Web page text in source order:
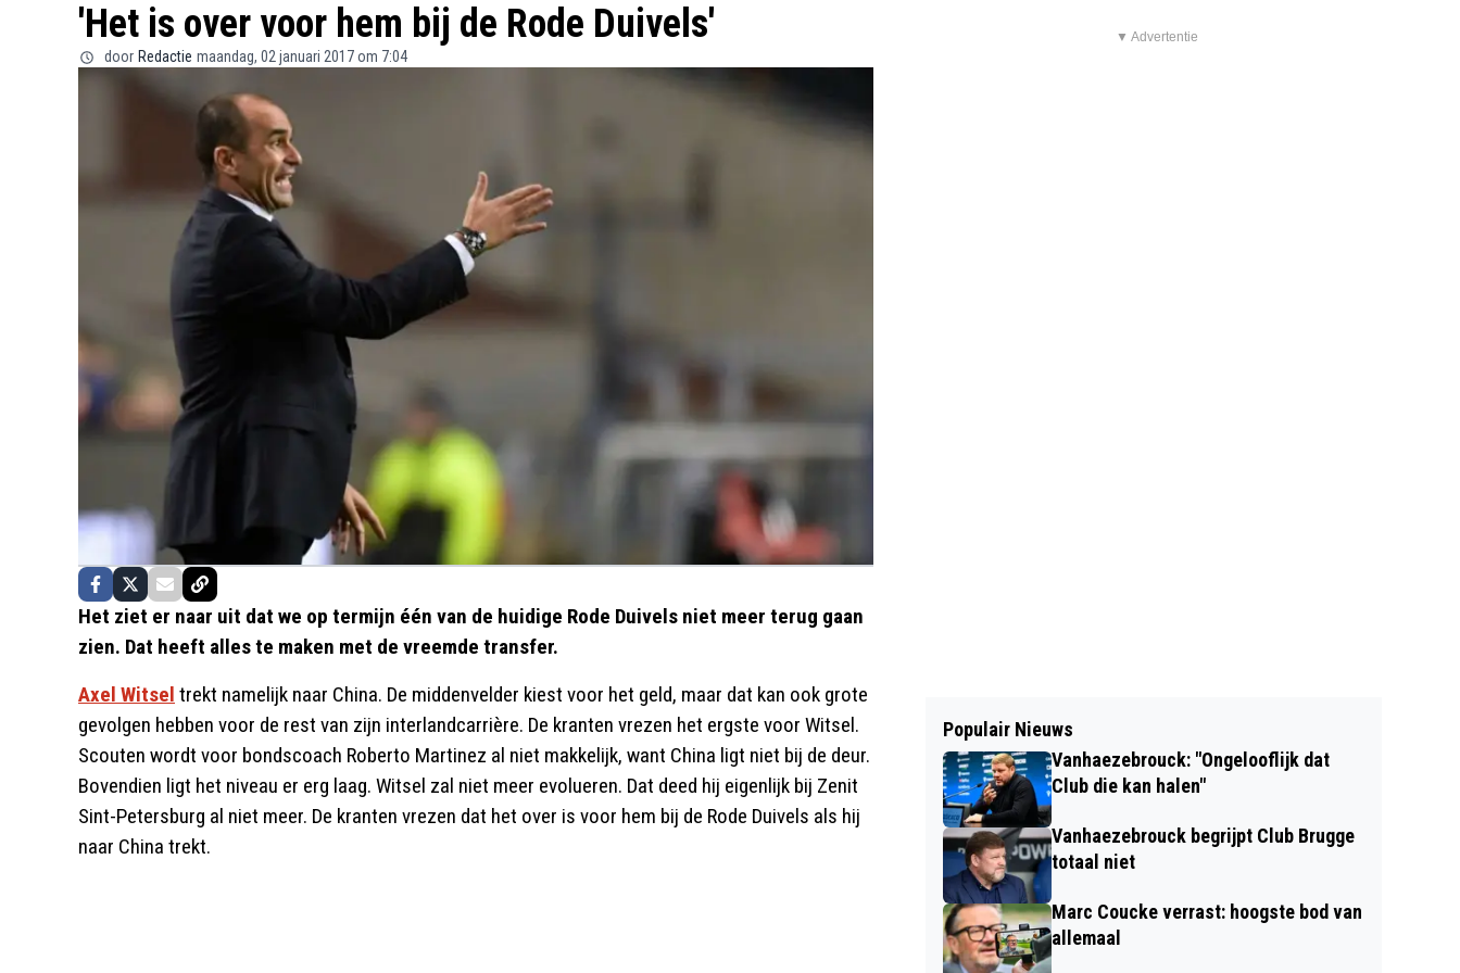
'Het is over voor hem bij de Rode Duivels'
door Redactie maandag, 02 januari 2017 om 7:04
Het ziet er naar uit dat we op termijn één van de huidige Rode Duivels niet meer terug gaan
zien. Dat heeft alles te maken met de vreemde transfer.
Axel Witsel trekt namelijk naar China. De middenvelder kiest voor het geld, maar dat kan ook grote
gevolgen hebben voor de rest van zijn interlandcarrière. De kranten vrezen het ergste voor Witsel.
Scouten wordt voor bondscoach Roberto Martinez al niet makkelijk, want China ligt niet bij de deur.
Bovendien ligt het niveau er erg laag. Witsel zal niet meer evolueren. Dat deed hij eigenlijk bij Zenit
Sint-Petersburg al niet meer. De kranten vrezen dat het over is voor hem bij de Rode Duivels als hij
naar China trekt.
▼ Advertentie
Populair Nieuws
Vanhaezebrouck: "Ongelooflijk dat
Club die kan halen"
Vanhaezebrouck begrijpt Club Brugge
totaal niet
Marc Coucke verrast: hoogste bod van
allemaal